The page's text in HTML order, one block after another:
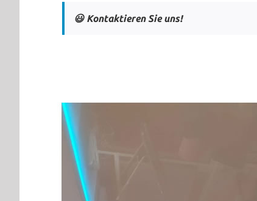
😃 Kontaktieren Sie uns!